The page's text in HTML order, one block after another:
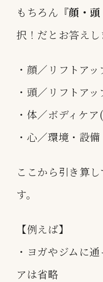
もちろん『顔・
択！だとお答えし
・顔／リフトア
・頭／リフトア
・体／ボディケ
・心／環境・設
ここから引き算
す。
【例えば】
・ヨガやジムに
アは省略